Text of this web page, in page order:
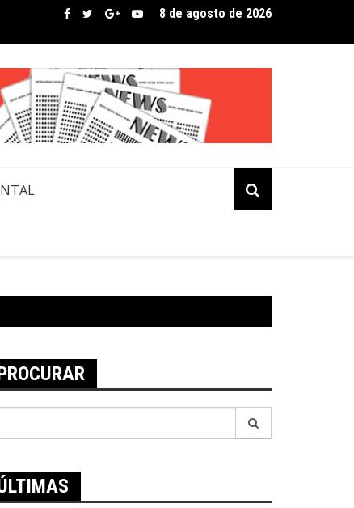
assina lista de convidados em festival que revela novos
8 de agosto de 2026